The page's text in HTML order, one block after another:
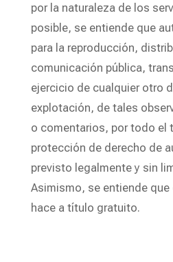
por la naturaleza de los
posible, se entiende que
para la reproducción,
comunicación pública,
ejercicio de cualquier otro
explotación, de tales
o comentarios, por todo el
protección de derecho de
previsto legalmente y sin
Asimismo, se entiende
hace a título gratuito.